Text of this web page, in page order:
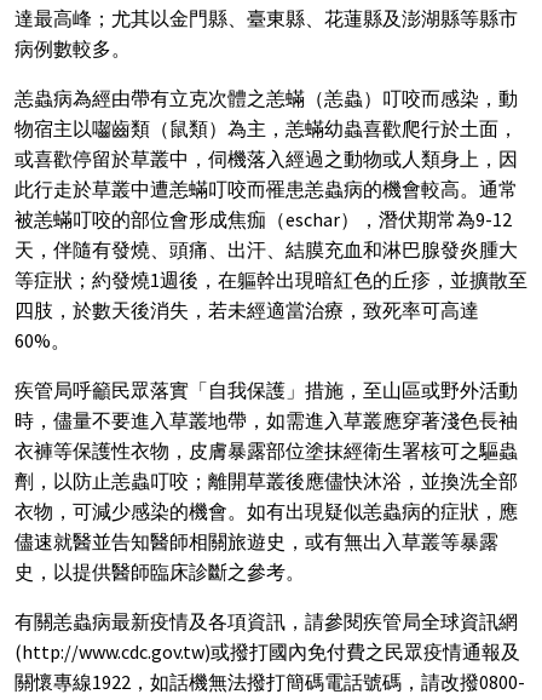
達最高峰；尤其以金門縣、臺東縣、花蓮縣及澎湖縣等縣市
病例數較多。
恙蟲病為經由帶有立克次體之恙蟎（恙蟲）叮咬而感染，動
物宿主以囓齒類（鼠類）為主，恙蟎幼蟲喜歡爬行於土面，
或喜歡停留於草叢中，伺機落入經過之動物或人類身上，因
此行走於草叢中遭恙蟎叮咬而罹患恙蟲病的機會較高。通常
被恙蟎叮咬的部位會形成焦痂（eschar），潛伏期常為9-12
天，伴隨有發燒、頭痛、出汗、結膜充血和淋巴腺發炎腫大
等症狀；約發燒1週後，在軀幹出現暗紅色的丘疹，並擴散至
四肢，於數天後消失，若未經適當治療，致死率可高達
60%。
疾管局呼籲民眾落實「自我保護」措施，至山區或野外活動
時，儘量不要進入草叢地帶，如需進入草叢應穿著淺色長袖
衣褲等保護性衣物，皮膚暴露部位塗抹經衛生署核可之驅蟲
劑，以防止恙蟲叮咬；離開草叢後應儘快沐浴，並換洗全部
衣物，可減少感染的機會。如有出現疑似恙蟲病的症狀，應
儘速就醫並告知醫師相關旅遊史，或有無出入草叢等暴露
史，以提供醫師臨床診斷之參考。
有關恙蟲病最新疫情及各項資訊，請參閱疾管局全球資訊網
(http://www.cdc.gov.tw)或撥打國內免付費之民眾疫情通報及
關懷專線1922，如話機無法撥打簡碼電話號碼，請改撥0800-